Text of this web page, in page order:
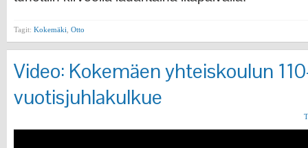
Tagit: Kokemäki Otto
Video: Kokemäen yhteiskoulun
vuotisjuhlakulkue